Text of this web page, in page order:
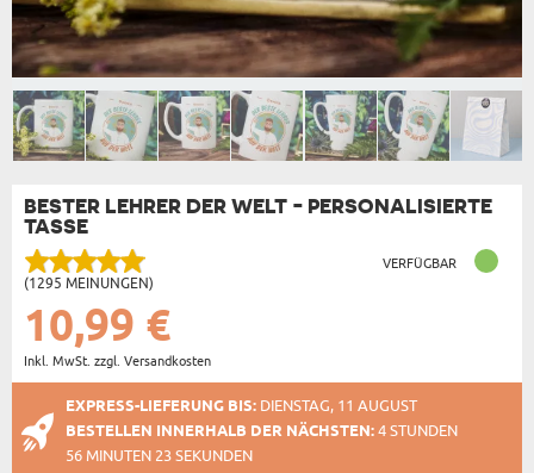
BESTER LEHRER DER WELT - PERSONALISIERTE
TASSE
(1295 MEINUNGEN)
VERFÜGBAR
10,99 €
Inkl. MwSt. zzgl. Versandkosten
EXPRESS-LIEFERUNG BIS: DIENSTAG, 11 AUGUST
BESTELLEN INNERHALB DER NÄCHSTEN:4 STUNDEN
56 MINUTEN 23 SEKUNDEN